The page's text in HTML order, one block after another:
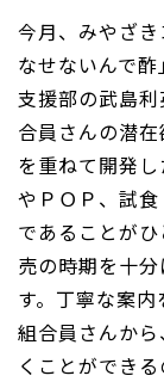
今月、みやざ
なせないんで
支援部の武島
合員さんの潜
を重ねて開発
やＰＯＰ、試
であることが
売の時期を十
す。丁寧な案内
組合員さんか
くことができ